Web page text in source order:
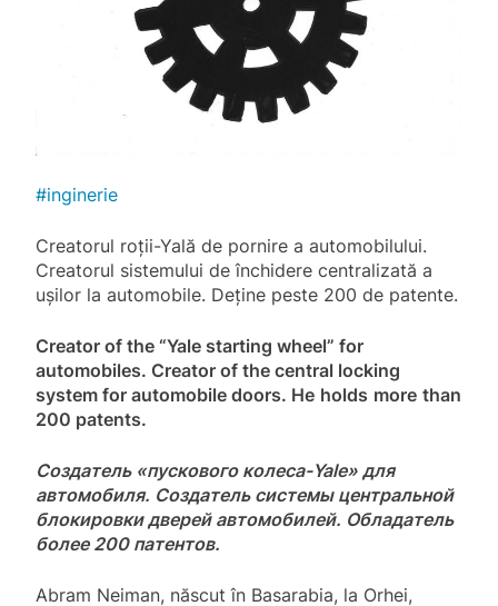
#inginerie
Creatorul roții-Yală de pornire a automobilului.
Creatorul sistemului de închidere centralizată a
ușilor la automobile. Deține peste 200 de patente.
Creator of the “Yale starting wheel” for
automobiles. Creator of the central locking
system for automobile doors. He holds more than
200 patents.
Создатель «пускового колеса-Yale» для
автомобиля. Создатель системы центральной
блокировки дверей автомобилей. Обладатель
более200 патентов.
Abram Neiman, născut în Basarabia, la Orhei,